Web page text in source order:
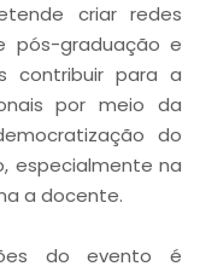
criar redes
pós-graduação e
contribuir para a
por meio da
do
especialmente na
a docente.
do evento é